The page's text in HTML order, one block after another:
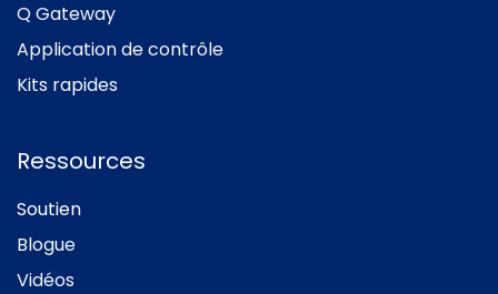
Q Gateway
Application de contrôle
Kits rapides
Ressources
Soutien
Blogue
Vidéos